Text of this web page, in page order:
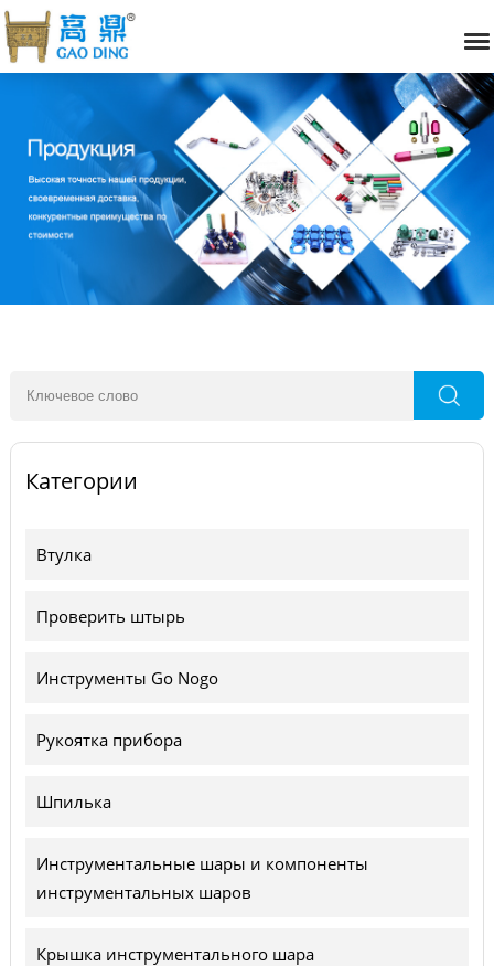
Категории
Втулка
Проверить штырь
Инструменты Go Nogo
Рукоятка прибора
Шпилька
Инструментальные шары и компоненты
инструментальных шаров
Крышка инструментального шара